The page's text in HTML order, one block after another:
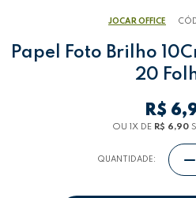
JOCAR OFFICE
Papel Foto Brilho
20
R$
OU 1XDE R$ 6,90
QUANTIDADE: